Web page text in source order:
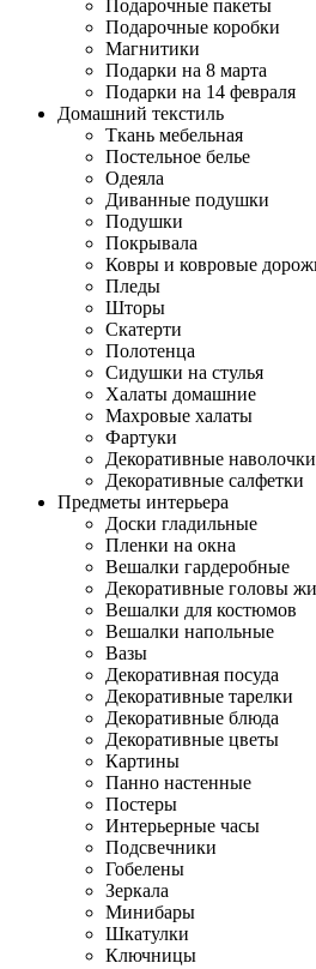
Подарочные пакеты
Подарочные коробки
Магнитики
Подарки на 8 марта
Подарки на 14 февраля
Домашний текстиль
Ткань мебельная
Постельное белье
Одеяла
Диванные подушки
Подушки
Покрывала
Ковры и ковровые
Пледы
Шторы
Скатерти
Полотенца
Сидушки на стулья
Халаты домашние
Махровые халаты
Фартуки
Декоративные наволочки
Декоративные салфетки
Предметы интерьера
Доски гладильные
Пленки на окна
Вешалки гардеробные
Декоративные головы
Вешалки для костюмов
Вешалки напольные
Вазы
Декоративная посуда
Декоративные тарелки
Декоративные блюда
Декоративные цветы
Картины
Панно настенные
Постеры
Интерьерные часы
Подсвечники
Гобелены
Зеркала
Минибары
Шкатулки
Ключницы